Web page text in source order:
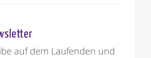
auf dem Laufenden und